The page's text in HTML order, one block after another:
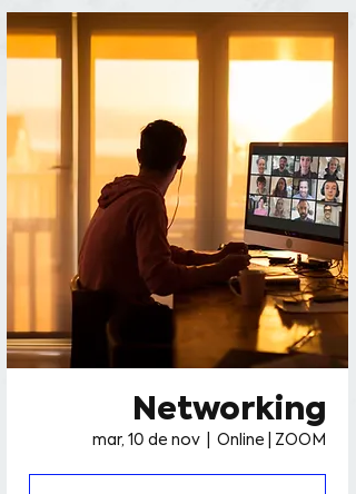
Networking
mar, 10 de nov Online | ZOOM